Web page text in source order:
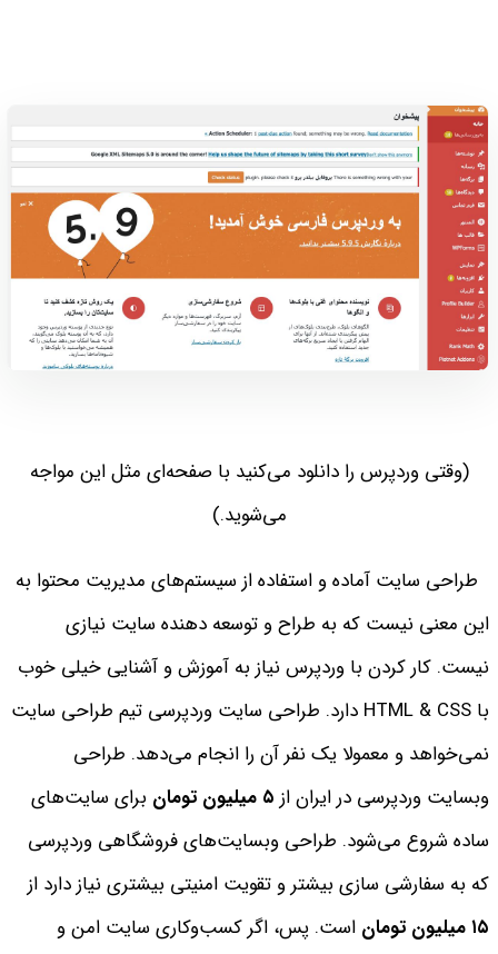
(وقتی وردپرس را دانلود می‌کنید با صفحه‌ای مثل این مواجه
می‌شوید.)
طراحی سایت آماده و استفاده از سیستم‌های مدیریت محتوا به
این معنی نیست که به طراح و توسعه دهنده سایت نیازی
نیست. کار کردن با وردپرس نیاز به آموزش و آشنایی خیلی خوب
با HTML & CSS دارد. طراحی سایت وردپرسی تیم طراحی سایت
نمی‌خواهد و معمولا یک نفر آن را انجام می‌دهد. طراحی
وبسایت وردپرسی در ایران از ۵ میلیون تومان برای سایت‌های
ساده شروع می‌شود. طراحی وبسایت‌های فروشگاهی وردپرسی
که به سفارشی سازی بیشتر و تقویت امنیتی بیشتری نیاز دارد از
۱۵میلیون تومان است. پس، اگر کسب‌وکاری سایت امن و